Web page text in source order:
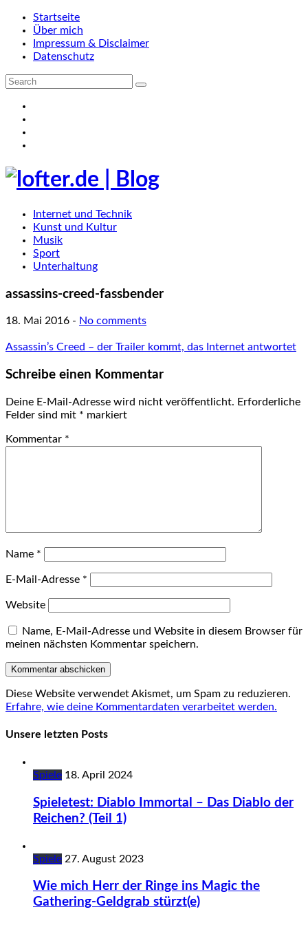
Startseite
Über mich
Impressum & Disclaimer
Datenschutz
Internet und Technik
Kunst und Kultur
Musik
Sport
Unterhaltung
assassins-creed-fassbender
18. Mai 2016 - No comments
Assassin’s Creed – der Trailer kommt, das Internet antwortet
Schreibe einen Kommentar
Deine E-Mail-Adresse wird nicht veröffentlicht. Erforderliche
Felder sind mit * markiert
Kommentar *
Name *
E-Mail-Adresse *
Website
Name, E-Mail-Adresse und Website in diesem Browser für
meinen nächsten Kommentar speichern.
Diese Website verwendet Akismet, um Spam zu reduzieren.
Erfahre, wie deine Kommentardaten verarbeitet werden.
Unsere letzten Posts
Spiele 18. April 2024
Spieletest: Diablo Immortal – Das Diablo der
Reichen? (Teil 1)
Spiele 27. August 2023
Wie mich Herr der Ringe ins Magic the
Gathering-Geldgrab stürzt(e)